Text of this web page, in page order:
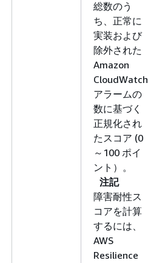
総数のう
ち、正常に
実装および
除外された
Amazon
CloudWatch
アラームの
数に基づく
正規化され
たスコア (0
～100 ポイ
ント）。
注記
障害耐性ス
コアを計算
するには、
AWS
Resilience